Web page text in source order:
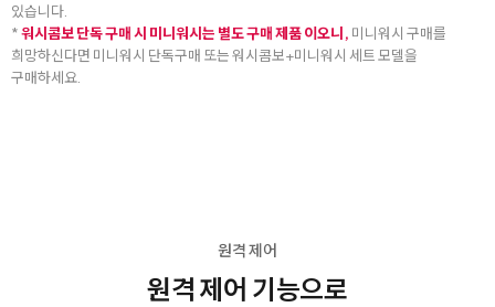
있습니다.
*워시콤보 단독 구매 시 미니워시는 별도 구매 제품 이오니, 미니워시 구매를
희망하신다면 미니워시 단독구매 또는 워시콤보+미니워시 세트 모델을
구매하세요.
원격 제어
원격 제어 기능으로